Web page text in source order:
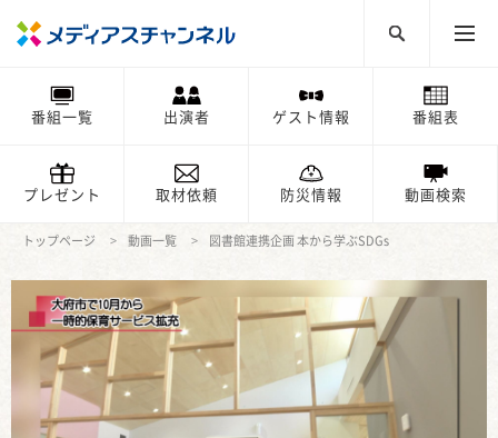
番組一覧 出演者 ゲスト情報 番組表
プレゼント 取材依頼 防災情報 動画検索
トップページ 動画一覧 図書館連携企画 本から学ぶSDGs